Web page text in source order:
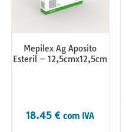
Mepilex Ag Aposito
Esteril – 12,5cmx12,5cm
18.45€ com IVA